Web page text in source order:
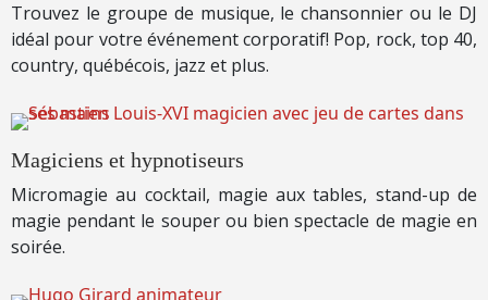
Trouvez le groupe de musique, le chansonnier ou le DJ
idéal pour votre événement corporatif! Pop, rock, top 40,
country, québécois, jazz et plus.
Magiciens et hypnotiseurs
Micromagie au cocktail, magie aux tables, stand-up de
magie pendant le souper ou bien spectacle de magie en
soirée.